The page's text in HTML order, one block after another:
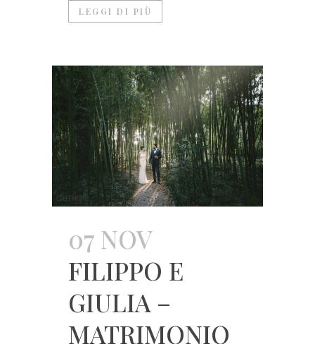
LEGGI DI PIÙ
07 NOV
FILIPPO E
GIULIA –
MATRIMONIO